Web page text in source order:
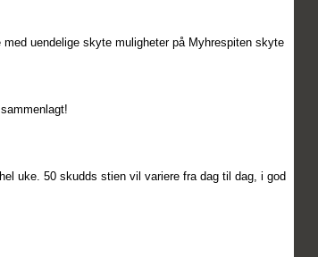
uendelige skyte muligheter på Myhrespiten skyte
uke. 50 skudds stien vil variere fra dag til dag, i god